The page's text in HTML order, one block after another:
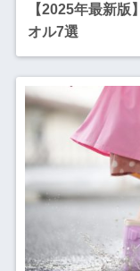
【2025年最新
オル7選